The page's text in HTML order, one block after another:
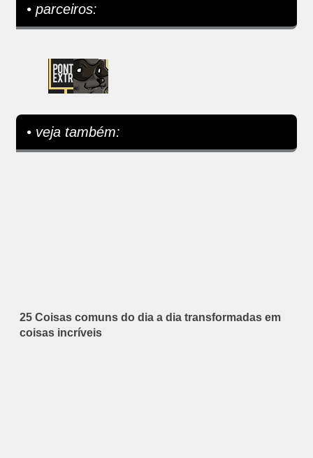
• parceiros:
• veja também:
25 Coisas comuns do dia a dia transformadas em
coisas incríveis